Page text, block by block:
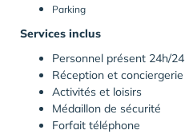
Parking
Services inclus
Personnel présent 24h/24
Réception et conciergerie
Activités et loisirs
Médaillon de sécurité
Forfait téléphone